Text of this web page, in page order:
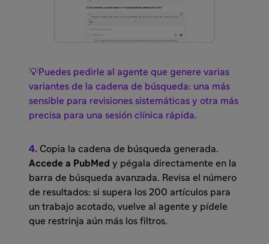
💡Puedes pedirle al agente que genere varias
variantes de la cadena de búsqueda: una más
sensible para revisiones sistemáticas y otra más
precisa para una sesión clínica rápida.
4. Copia la cadena de búsqueda generada.
Accede a PubMed y pégala directamente en la
barra de búsqueda avanzada. Revisa el número
de resultados: si supera los 200 artículos para
un trabajo acotado, vuelve al agente y pídele
que restrinja aún más los filtros.